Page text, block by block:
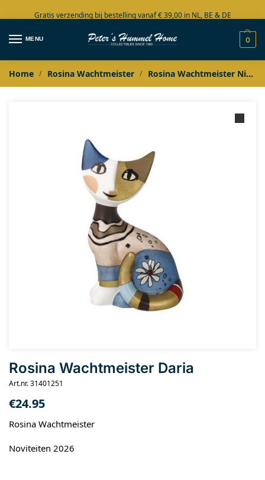
Gratis verzending bij bestelling vanaf € 39,00 in NL, BE & DE
Grote collectie in voorraad
MENU 0
Home / Rosina Wachtmeister / Rosina Wachtmeister Nieuw in 2026
Rosina Wachtmeister Daria
Art.nr. 31401251
€24.95
Rosina Wachtmeister
Noviteiten 2026